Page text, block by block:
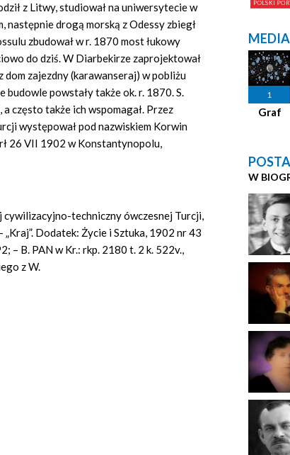
z Litwy, studiował na uniwersytecie w
następnie drogą morską z Odessy zbiegł
zbudował w r. 1870 most łukowy
do dziś. W Diarbekirze zaprojektował
dom zajezdny (karawanseraj) w pobliżu
powstały także ok. r. 1870. S.
często także ich wspomagał. Przez
występował pod nazwiskiem Korwin
26 VII 1902 w Konstantynopolu,
cywilizacyjno-techniczny ówczesnej Turcji,
„Kraj”. Dodatek: Życie i Sztuka, 1902 nr 43
– B. PAN w Kr.: rkp. 2180 t. 2 k. 522v.,
z W.
MEDIA
1
Graf
W